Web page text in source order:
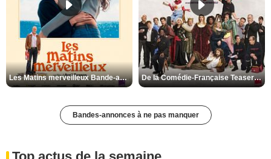
Les Matins merveilleux Bande-annonce VF De la Comédie-Française Teaser VF
Bandes-annonces à ne pas manquer
Top actus de la semaine